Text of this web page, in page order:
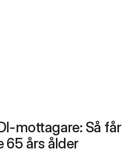
mottagare: Så får
65 års ålder